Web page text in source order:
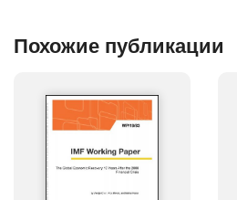
Похожие публикации